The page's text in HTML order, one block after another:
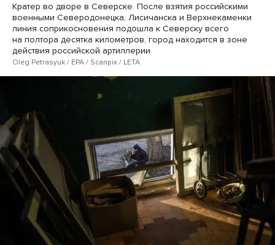
Кратер во дворе в Северске. После взятия российскими
военными Северодонецка, Лисичанска и Верхнекаменки
линия соприкосновения подошла к Северску всего
на полтора десятка километров, город находится в зоне
действия российской артиллерии
Oleg Petrasyuk / EPA / Scanpix / LETA